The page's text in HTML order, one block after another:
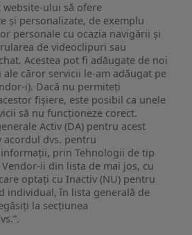
ului să ofere
și personalizate, de exemplu
personale cu ocazia navigării și
de videoclipuri sau
Acestea pot fi adăugate de noi
căror servicii le-am adăugat pe
i). Dacă nu permiteți
fișiere, este posibil ca unele
să nu funcționeze corect.
Activ (DA) pentru acest
acordul dvs. pentru
informații, prin Tehnologii de tip
ii din lista de mai jos, cu
optați cu Inactiv (NU) pentru
individual, în lista generală de
la secțiunea